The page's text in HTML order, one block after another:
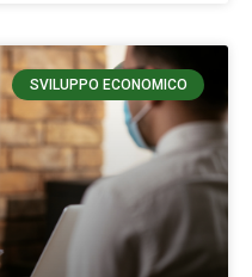
SVILUPPO ECONOMICO